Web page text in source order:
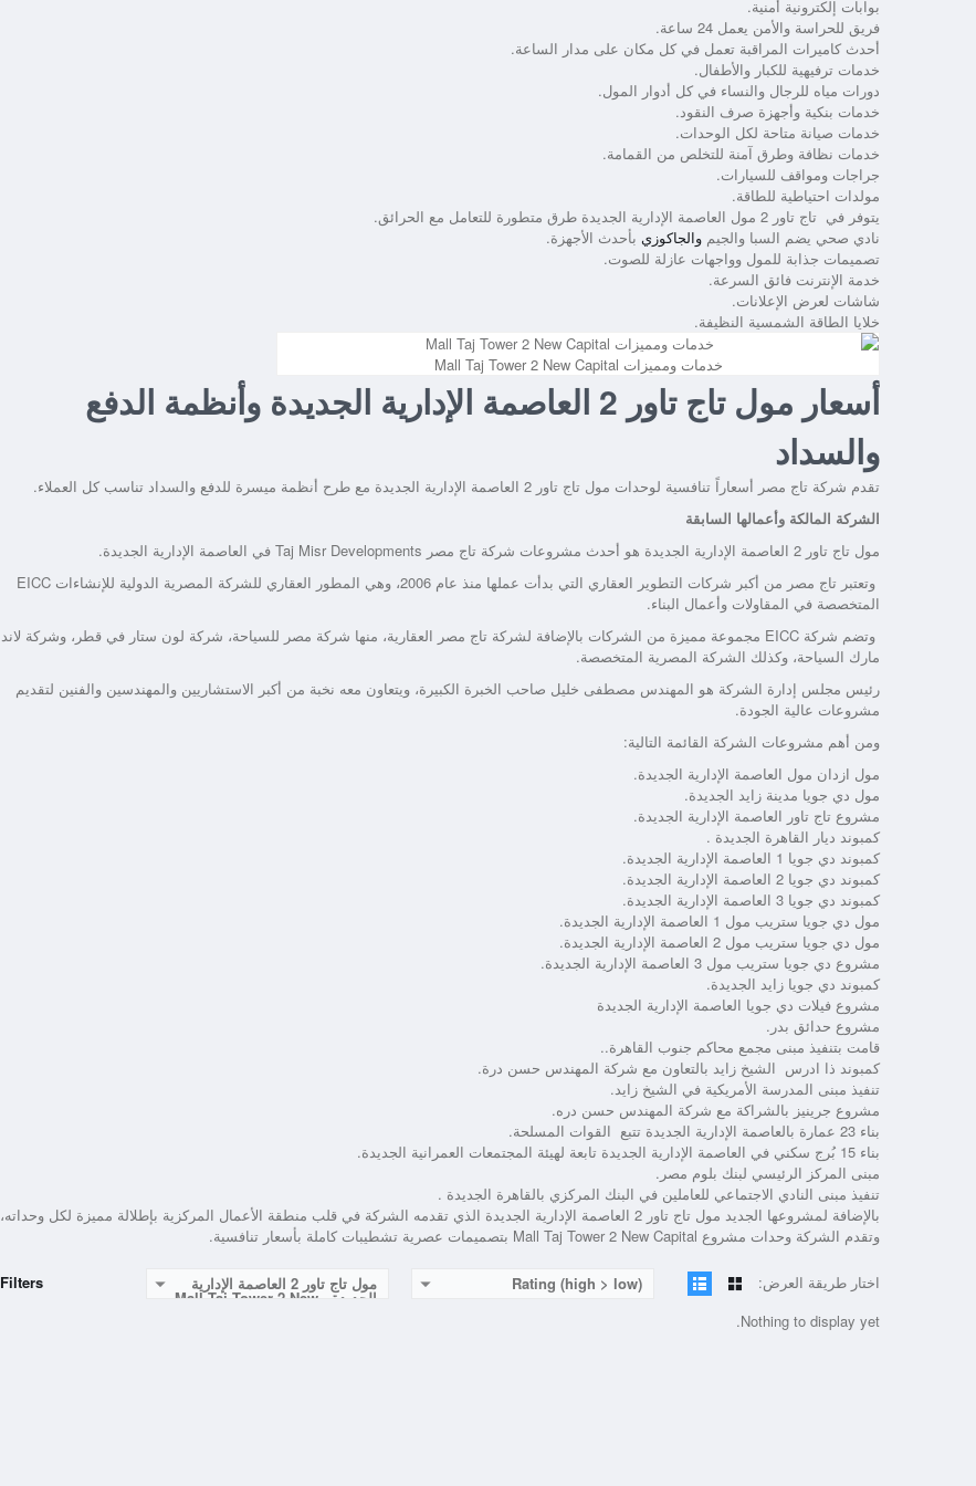
بوابات إلكترونية أمنية.
فريق للحراسة والأمن يعمل 24 ساعة.
أحدث كاميرات المراقبة تعمل في كل مكان على مدار الساعة.
خدمات ترفيهية للكبار والأطفال.
دورات مياه للرجال والنساء في كل أدوار المول.
خدمات بنكية وأجهزة صرف النقود.
خدمات صيانة متاحة لكل الوحدات.
خدمات نظافة وطرق آمنة للتخلص من القمامة.
جراجات ومواقف للسيارات.
مولدات احتياطية للطاقة.
يتوفر في تاج تاور 2 مول العاصمة الإدارية الجديدة طرق متطورة للتعامل مع الحرائق.
نادي صحي يضم السبا والجيم والجاكوزي بأحدث الأجهزة.
تصميمات جذابة للمول وواجهات عازلة للصوت.
خدمة الإنترنت فائق السرعة.
شاشات لعرض الإعلانات.
خلايا الطاقة الشمسية النظيفة.
خدمات ومميزات Mall Taj Tower 2 New Capital
أسعار مول تاج تاور 2 العاصمة الإدارية الجديدة وأنظمة الدفع
والسداد
تقدم شركة تاج مصر أسعاراً تنافسية لوحدات مول تاج تاور 2 العاصمة الإدارية الجديدة مع طرح أنظمة ميسرة للدفع والسداد تناسب كل العملاء.
الشركة المالكة وأعمالها السابقة
مول تاج تاور 2 العاصمة الإدارية الجديدة هو أحدث مشروعات شركة تاج مصر Taj Misr Developments في العاصمة الإدارية الجديدة.
وتعتبر تاج مصر من أكبر شركات التطوير العقاري التي بدأت عملها منذ عام 2006، وهي المطور العقاري للشركة المصرية الدولية للإنشاءات EICC
المتخصصة في المقاولات وأعمال البناء.
وتضم شركة EICC مجموعة مميزة من الشركات بالإضافة لشركة تاج مصر العقارية، منها شركة مصر للسياحة، شركة لون ستار في قطر، وشركة لاند
مارك السياحة، وكذلك الشركة المصرية المتخصصة.
رئيس مجلس إدارة الشركة هو المهندس مصطفى خليل صاحب الخبرة الكبيرة، ويتعاون معه نخبة من أكبر الاستشاريين والمهندسين والفنين لتقديم
مشروعات عالية الجودة.
ومن أهم مشروعات الشركة القائمة التالية:
مول ازدان مول العاصمة الإدارية الجديدة.
مول دي جويا مدينة زايد الجديدة.
مشروع تاج تاور العاصمة الإدارية الجديدة.
كمبوند ديار القاهرة الجديدة .
كمبوند دي جويا 1 العاصمة الإدارية الجديدة.
كمبوند دي جويا 2 العاصمة الإدارية الجديدة.
كمبوند دي جويا 3 العاصمة الإدارية الجديدة.
مول دي جويا ستريب مول 1 العاصمة الإدارية الجديدة.
مول دي جويا ستريب مول 2 العاصمة الإدارية الجديدة.
مشروع دي جويا ستريب مول 3 العاصمة الإدارية الجديدة.
كمبوند دي جويا زايد الجديدة.
مشروع فيلات دي جويا العاصمة الإدارية الجديدة
مشروع حدائق بدر.
قامت بتنفيذ مبنى مجمع محاكم جنوب القاهرة..
كمبوند ذا ادرس الشيخ زايد بالتعاون مع شركة المهندس حسن درة.
تنفيذ مبنى المدرسة الأمريكية في الشيخ زايد.
مشروع جرينيز بالشراكة مع شركة المهندس حسن دره.
بناء 23 عمارة بالعاصمة الإدارية الجديدة تتبع القوات المسلحة.
بناء 15 بُرج سكني في العاصمة الإدارية الجديدة تابعة لهيئة المجتمعات العمرانية الجديدة.
مبنى المركز الرئيسي لبنك بلوم مصر.
تنفيذ مبنى النادي الاجتماعي للعاملين في البنك المركزي بالقاهرة الجديدة .
بالإضافة لمشروعها الجديد مول تاج تاور 2 العاصمة الإدارية الجديدة الذي تقدمه الشركة في قلب منطقة الأعمال المركزية بإطلالة مميزة لكل وحداته،
وتقدم الشركة وحدات مشروع Mall Taj Tower 2 New Capital بتصميمات عصرية تشطيبات كاملة بأسعار تنافسية.
اختار طريقة العرض: Rating (high > low) مول تاج تاور 2 العاصمة الإدارية
الجديدة - Mall Taj Tower 2 New
Filters
Nothing to display yet.